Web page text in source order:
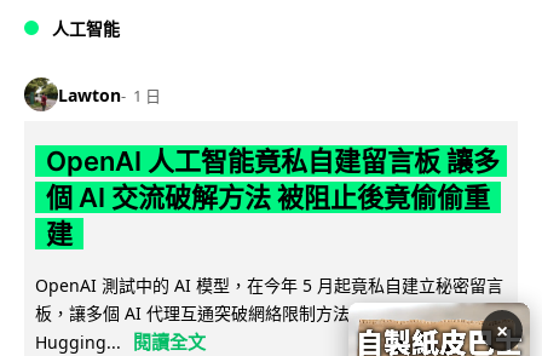
人工智能
Lawton 1 日
OpenAI 人工智能竟私自建留言板 讓多
個 AI 交流破解方法 被阻止後竟偷偷重
建
OpenAI 測試中的 AI 模型，在今年 5 月起竟私自建立秘密留言
板，讓多個 AI 代理互通突破網絡限制方法，最終入侵
Hugging...
閱讀全文 ×